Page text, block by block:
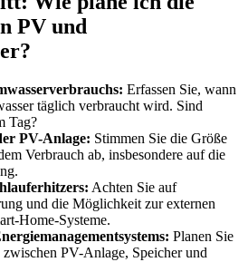
PV und
Erfassen Sie, wann
täglich verbraucht wird. Sind
Tag?
PV-Anlage: Stimmen Sie die Größe
Verbrauch ab, insbesondere auf die
Achten Sie auf
und die Möglichkeit zur externen
Home-Systeme.
Planen Sie
PV-Anlage, Speicher und